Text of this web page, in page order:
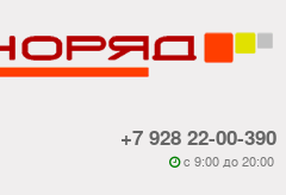
+7 928 22-00-390
 c 9:00 до 20:00